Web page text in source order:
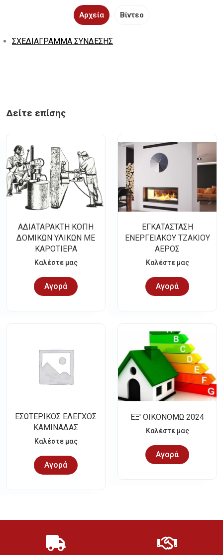
Αρχεία Βίντεο
ΣΧΕΔΙΑΓΡΑΜΜΑ ΣΥΝΔΕΣΗΣ
Δείτε επίσης
ΑΔΙΑΤΑΡΑΚΤΗ ΚΟΠΗ
ΔΟΜΙΚΩΝ ΥΛΙΚΩΝ ΜΕ
ΚΑΡΟΤΙΕΡΑ
Καλέστε μας
Αγορά
ΕΓΚΑΤΑΣΤΑΣΗ
ΕΝΕΡΓΕΙΑΚΟΥ ΤΖΑΚΙΟΥ
ΑΕΡΟΣ
Καλέστε μας
Αγορά
ΕΣΩΤΕΡΙΚΟΣ ΕΛΕΓΧΟΣ
ΚΑΜΙΝΑΔΑΣ
Καλέστε μας
Αγορά
ΕΞ' ΟΙΚΟΝΟΜΩ 2024
Καλέστε μας
Αγορά